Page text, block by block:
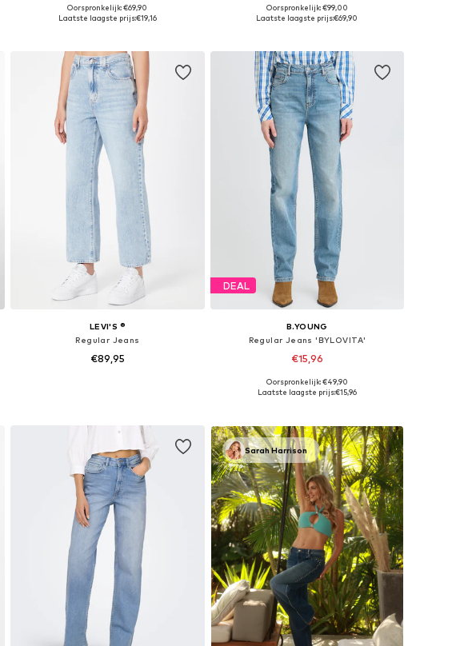
Beschikbaar in vele maten
Oorspronkelijk: €69,90
Laatste laagste prijs:€19,16
+12
Beschikbaar in vele maten
Oorspronkelijk: €99,00
Laatste laagste prijs:€69,90
LEVI'S ®
Regular Jeans
€89,95
DEAL
B.YOUNG
Regular Jeans 'BYLOVITA'
€15,96
Beschikbaar in vele maten
Oorspronkelijk: €49,90
Laatste laagste prijs:€15,96
Sarah Harrison